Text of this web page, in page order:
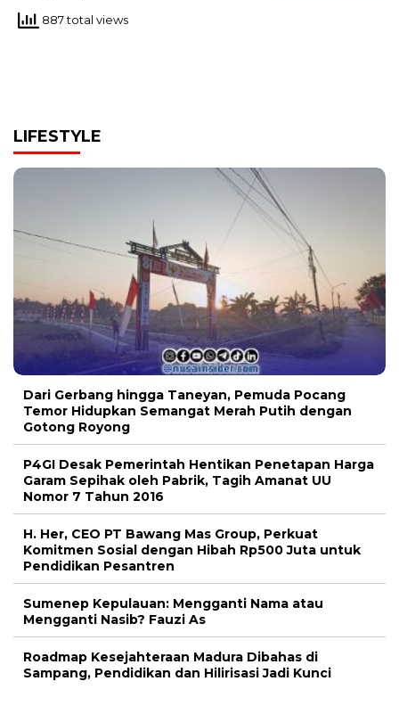
887 total views
LIFESTYLE
Dari Gerbang hingga Taneyan, Pemuda Pocang
Temor Hidupkan Semangat Merah Putih dengan
Gotong Royong
P4GI Desak Pemerintah Hentikan Penetapan Harga
Garam Sepihak oleh Pabrik, Tagih Amanat UU
Nomor 7 Tahun 2016
H. Her, CEO PT Bawang Mas Group, Perkuat
Komitmen Sosial dengan Hibah Rp500 Juta untuk
Pendidikan Pesantren
Sumenep Kepulauan: Mengganti Nama atau
Mengganti Nasib? Fauzi As
Roadmap Kesejahteraan Madura Dibahas di
Sampang, Pendidikan dan Hilirisasi Jadi Kunci